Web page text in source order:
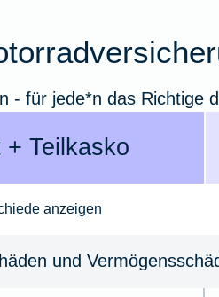
- für jede*n das Richtige
Teil­kasko
anzeigen
und